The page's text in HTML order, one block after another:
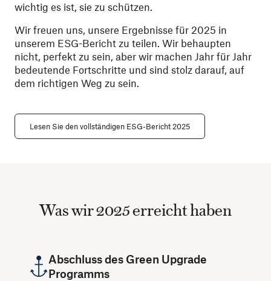
wichtig es ist, sie zu schützen.
Wir freuen uns, unsere Ergebnisse für 2025 in
unserem ESG-Bericht zu teilen. Wir behaupten
nicht, perfekt zu sein, aber wir machen Jahr für Jahr
bedeutende Fortschritte und sind stolz darauf, auf
dem richtigen Weg zu sein.
Lesen Sie den vollständigen ESG-Bericht 2025
Was wir 2025 erreicht haben
Abschluss des Green Upgrade
Programms